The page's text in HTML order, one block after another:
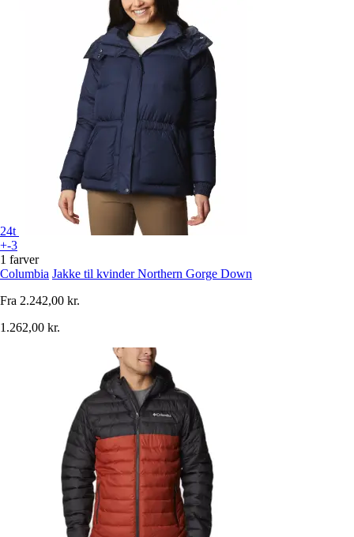
24t
+-3
1 farver
Columbia Jakke til kvinder Northern Gorge Down
Fra 2.242,00 kr.
1.262,00 kr.